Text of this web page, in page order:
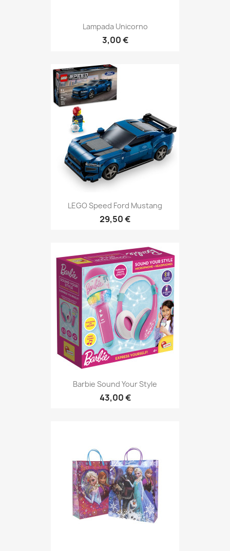
Lampada Unicorno
3,00 €
LEGO Speed Ford Mustang
29,50 €
Barbie Sound Your Style
43,00 €